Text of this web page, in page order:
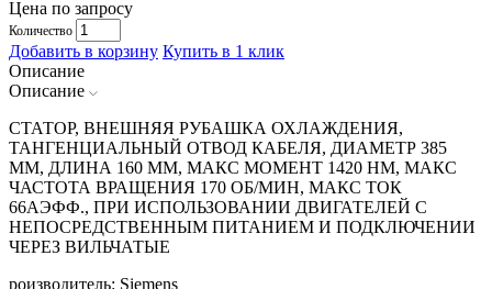
Цена по запросу
Количество
Добавить в корзину Купить в 1 клик
Описание
Описание
СТАТОР, ВНЕШНЯЯ РУБАШКА ОХЛАЖДЕНИЯ,
ТАНГЕНЦИАЛЬНЫЙ ОТВОД КАБЕЛЯ, ДИАМЕТР 385
ММ, ДЛИНА 160 ММ, МАКС МОМЕНТ 1420 HM, МАКС
ЧАСТОТА ВРАЩЕНИЯ 170 ОБ/МИН, МАКС ТОК
66АЭФФ., ПРИ ИСПОЛЬЗОВАНИИ ДВИГАТЕЛЕЙ С
НЕПОСРЕДСТВЕННЫМ ПИТАНИЕМ И ПОДКЛЮЧЕНИИ
ЧЕРЕЗ ВИЛЬЧАТЫЕ
роизводитель: Siemens